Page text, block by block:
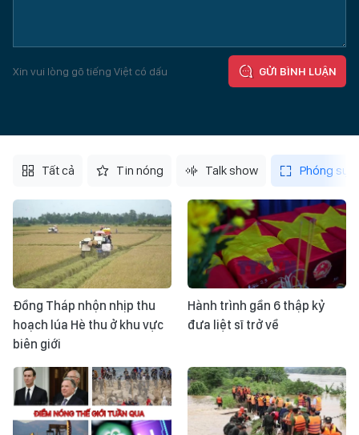
Xin vui lòng gõ tiếng Việt có dấu GỬI BÌNH LUẬN
Tất cả Tin nóng Talk show Phóng sự
Đồng Tháp nhộn nhịp thu
hoạch lúa Hè thu ở khu vực
biên giới
Hành trình gần 6 thập kỷ
đưa liệt sĩ trở về